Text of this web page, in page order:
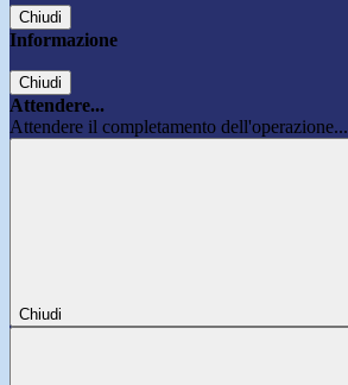
Chiudi
Informazione
Chiudi
Attendere...
Attendere il completamento dell'operazione...
Chiudi